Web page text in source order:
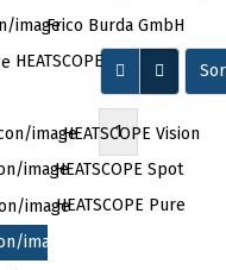
1
Frico Burda GmbH
HEATSCOPE
HEATSCOPE Vision
HEATSCOPE Spot
HEATSCOPE Pure